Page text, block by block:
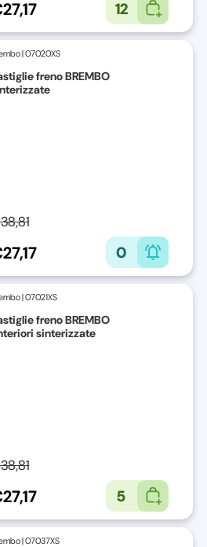
12
|07020XS
freno BREMBO
0
|07021XS
freno BREMBO
sinterizzate
5
|07037XS